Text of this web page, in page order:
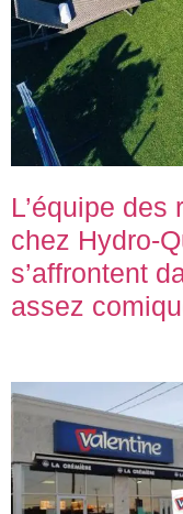
L’équipe
chez Hydro-
s’affrontent
assez